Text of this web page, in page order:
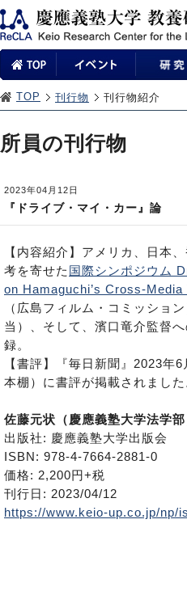
TOP 刊行物 刊行物紹介
所員の刊行物
2023年04月12日
『ドライブ・マイ・カー』論
【内容紹介】アメリカ、日本
考を寄せた 国際シンポジウム
on Hamaguchi’s Cross-Media
（広島フィルム・コミッショ
当）、そして、濱口竜介監督
録。
【書評】『毎日新聞』2023年
本棚）に書評が掲載されました
佐藤元状（慶應義塾大学法学部
出版社: 慶應義塾大学出版会
ISBN: 978-4-7664-2881-0
価格: 2,200円+税
刊行日: 2023/04/12
https://www.keio-up.co.jp/np/